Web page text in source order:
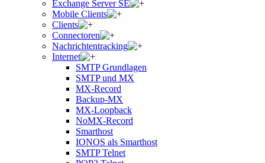
Exchange Server SE
Mobile Clients
Clients
Connectoren
Nachrichtentracking
Internet
SMTP Grundlagen
SMTP und MX
MX-Record
Backup-MX
MX-Loopback
NoMX-Record
Smarthost
IONOS als Smarthost
SMTP Telnet